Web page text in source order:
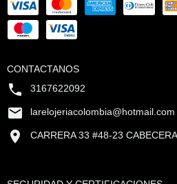
CONTACTANOS
3167622092
larelojeriacolombia@hotmail.com
CARRERA 33 #48-23